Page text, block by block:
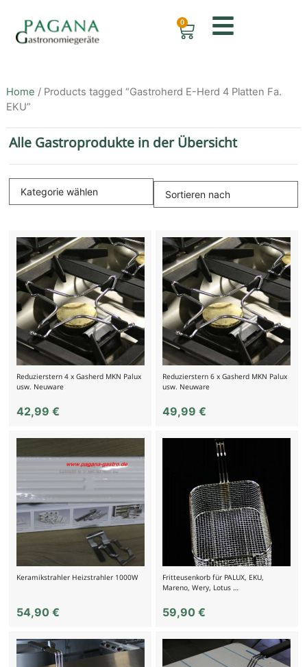
0
Home / Products tagged “Gastroherd E-Herd 4 Platten Fa.
EKU”
Alle Gastroprodukte in der Übersicht
Reduzierstern 4 x Gasherd MKN Palux
usw. Neuware
42,99 €
Reduzierstern 6 x Gasherd MKN Palux
usw. Neuware
49,99€
Keramikstrahler Heizstrahler 1000W
54,90 €
Fritteusenkorb für PALUX, EKU,
Mareno, Wery, Lotus …
59,90€